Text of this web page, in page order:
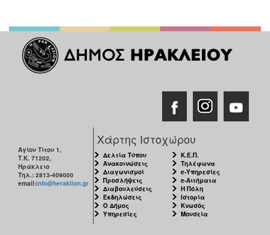
Αγίου Τίτου 1,
Τ.Κ. 71202,
Ηράκλειο
Τηλ.: 2813-409000
email:info@heraklion.gr
Χάρτης Ιστοχώρου
Δελτία Τύπου
Ανακοινώσεις
Διαγωνισμοί
Προσλήψεις
Διαβουλεύσεις
Εκδηλώσεις
Ο Δήμος
Υπηρεσίες
Κ.Ε.Π.
Τηλέφωνα
e-Υπηρεσίες
e-Αιτήματα
Η Πόλη
Ιστορία
Κνωσός
Μουσεία